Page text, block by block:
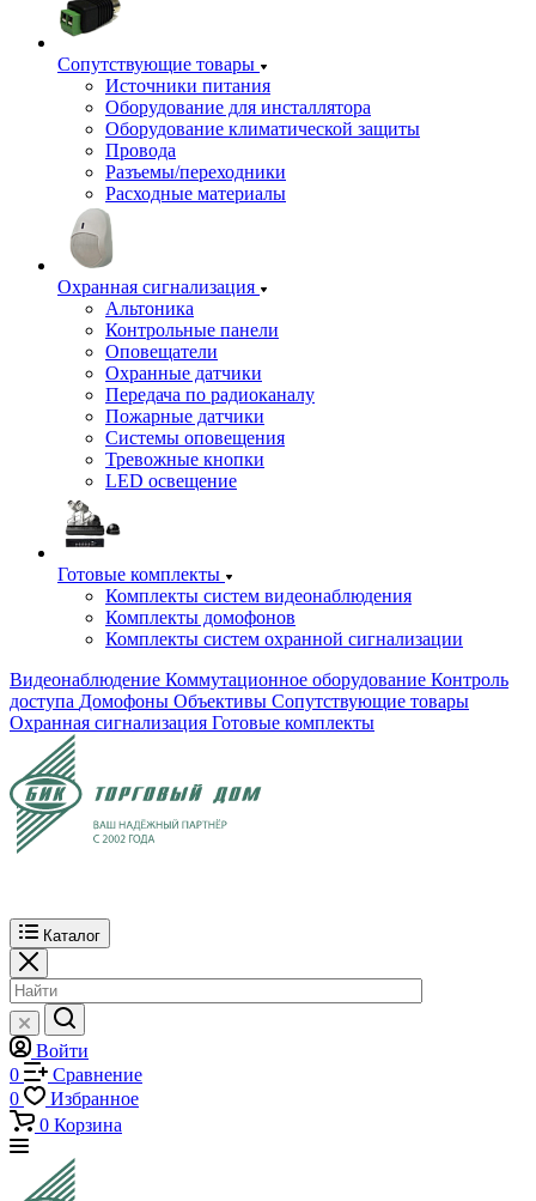
Сопутствующие товары
Источники питания
Оборудование для инсталлятора
Оборудование климатической защиты
Провода
Разъемы/переходники
Расходные материалы
Охранная сигнализация
Альтоника
Контрольные панели
Оповещатели
Охранные датчики
Передача по радиоканалу
Пожарные датчики
Системы оповещения
Тревожные кнопки
LED освещение
Готовые комплекты
Комплекты систем видеонаблюдения
Комплекты домофонов
Комплекты систем охранной сигнализации
Видеонаблюдение Коммутационное оборудование Контроль
доступа Домофоны Объективы Сопутствующие товары
Охранная сигнализация Готовые комплекты
Каталог
Войти
0
Сравнение
0
Избранное
0 Корзина